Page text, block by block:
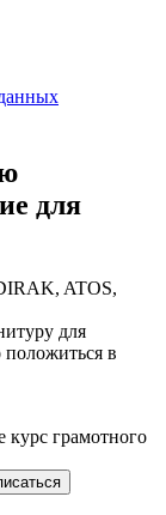
для
ATOS,
для
в
грамотного